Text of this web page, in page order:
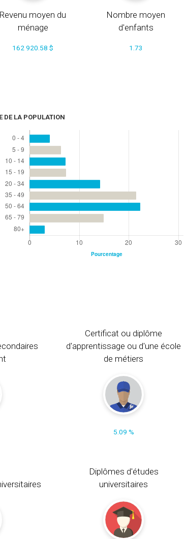
Revenu moyen du
ménage
162 920.58 $
Nombre moyen
d'enfants
1.73
DE LA POPULATION
Certificat ou diplôme
d'apprentissage ou d'une école
de métiers
5.09 %
Diplômes d'études
universitaires